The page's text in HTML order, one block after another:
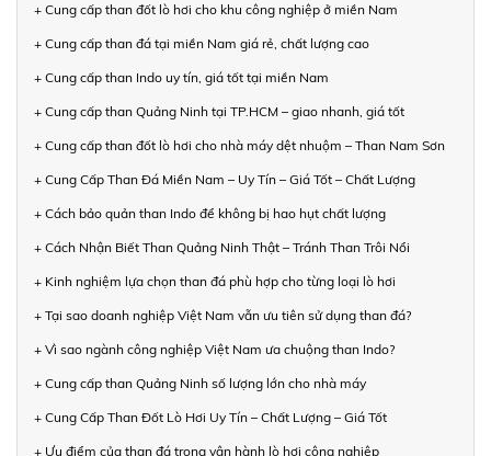
+ Cung cấp than đốt lò hơi cho khu công nghiệp ở miền Nam
+ Cung cấp than đá tại miền Nam giá rẻ, chất lượng cao
+ Cung cấp than Indo uy tín, giá tốt tại miền Nam
+ Cung cấp than Quảng Ninh tại TP.HCM – giao nhanh, giá tốt
+ Cung cấp than đốt lò hơi cho nhà máy dệt nhuộm – Than Nam Sơn
+ Cung Cấp Than Đá Miền Nam – Uy Tín – Giá Tốt – Chất Lượng
+ Cách bảo quản than Indo để không bị hao hụt chất lượng
+ Cách Nhận Biết Than Quảng Ninh Thật – Tránh Than Trôi Nổi
+ Kinh nghiệm lựa chọn than đá phù hợp cho từng loại lò hơi
+ Tại sao doanh nghiệp Việt Nam vẫn ưu tiên sử dụng than đá?
+ Vì sao ngành công nghiệp Việt Nam ưa chuộng than Indo?
+ Cung cấp than Quảng Ninh số lượng lớn cho nhà máy
+ Cung Cấp Than Đốt Lò Hơi Uy Tín – Chất Lượng – Giá Tốt
+ Ưu điểm của than đá trong vận hành lò hơi công nghiệp